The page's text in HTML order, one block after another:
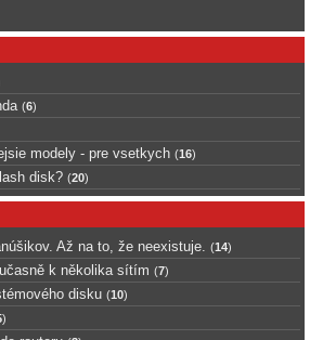
(6)
modely - pre vsetkych (16)
disk? (20)
Až na to, že neexistuje. (14)
k několika sítím (7)
disku (10)
)